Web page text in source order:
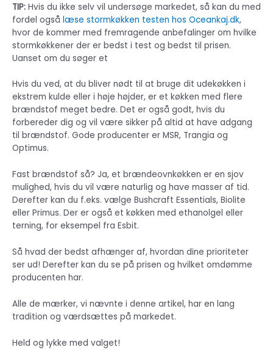
TIP: Hvis du ikke selv vil undersøge markedet, så kan du med
fordel også læse stormkøkken testen hos Oceankaj.dk,
hvor de kommer med fremragende anbefalinger om hvilke
stormkøkkener der er bedst i test og bedst til prisen.
Uanset om du søger et
Hvis du ved, at du bliver nødt til at bruge dit udekøkken i
ekstrem kulde eller i høje højder, er et køkken med flere
brændstof meget bedre. Det er også godt, hvis du
forbereder dig og vil være sikker på altid at have adgang
til brændstof. Gode ​​producenter er MSR, Trangia og
Optimus.
Fast brændstof så? Ja, et brændeovnkøkken er en sjov
mulighed, hvis du vil være naturlig og have masser af tid.
Derefter kan du f.eks. vælge Bushcraft Essentials, Biolite
eller Primus. Der er også et køkken med ethanolgel eller
terning, for eksempel fra Esbit.
Så hvad der bedst afhænger af, hvordan dine prioriteter
ser ud! Derefter kan du se på prisen og hvilket omdømme
producenten har.
Alle de mærker, vi nævnte i denne artikel, har en lang
tradition og værdsættes på markedet.
Held og lykke med valget!